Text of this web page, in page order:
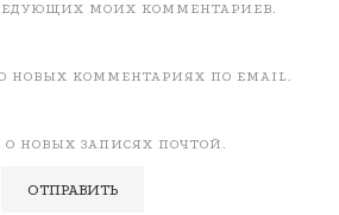
МОИХ КОММЕНТАРИЕВ.
НОВЫХ КОММЕНТАРИЯХ ПО EMAIL.
НОВЫХ ЗАПИСЯХ ПОЧТОЙ.